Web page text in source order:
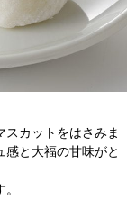
カットをはさみま
感と大福の甘味がと